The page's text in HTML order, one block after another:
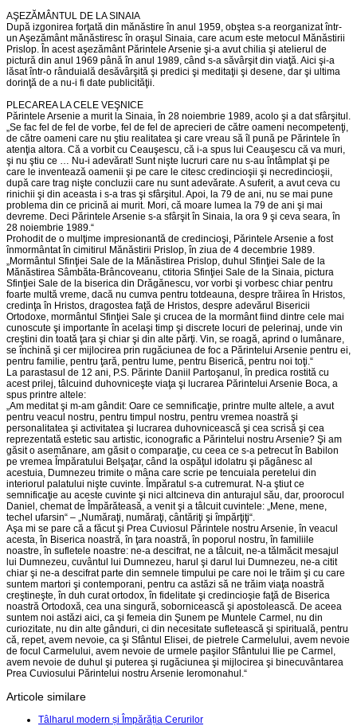
AŞEZĂMÂNTUL DE LA SINAIA
După izgonirea forţată din mănăstire în anul 1959, obştea s-a reorganizat într-
un Aşezământ mănăstiresc în oraşul Sinaia, care acum este metocul Mănăstirii
Prislop. În acest aşezământ Părintele Arsenie şi-a avut chilia şi atelierul de
pictură din anul 1969 până în anul 1989, când s-a săvârşit din viaţă. Aici şi-a
lăsat într-o rânduială desăvârşită şi predici şi meditaţii şi desene, dar şi ultima
dorinţă de a nu-i fi date publicităţii.
PLECAREA LA CELE VEŞNICE
Părintele Arsenie a murit la Sinaia, în 28 noiembrie 1989, acolo şi a dat sfârşitul.
„Se fac fel de fel de vorbe, fel de fel de aprecieri de către oameni necompetenţi,
de către oameni care nu ştiu realitatea şi care vreau să îl pună pe Părintele în
atenţia altora. Că a vorbit cu Ceauşescu, că i-a spus lui Ceauşescu că va muri,
şi nu ştiu ce … Nu-i adevărat! Sunt nişte lucruri care nu s-au întâmplat şi pe
care le inventează oamenii şi pe care le citesc credincioşii şi necredincioşii,
după care trag nişte concluzii care nu sunt adevărate. A suferit, a avut ceva cu
rinichii şi din aceasta i s-a tras şi sfârşitul. Apoi, la 79 de ani, nu se mai pune
problema din ce pricină ai murit. Mori, că moare lumea la 79 de ani şi mai
devreme. Deci Părintele Arsenie s-a sfârşit în Sinaia, la ora 9 şi ceva seara, în
28 noiembrie 1989.“
Prohodit de o mulţime impresionantă de credincioşi, Părintele Arsenie a fost
înmormântat în cimitirul Mănăstirii Prislop, în ziua de 4 decembrie 1989.
„Mormântul Sfinţiei Sale de la Mănăstirea Prislop, duhul Sfinţiei Sale de la
Mănăstirea Sâmbăta-Brâncoveanu, ctitoria Sfinţiei Sale de la Sinaia, pictura
Sfinţiei Sale de la biserica din Drăgănescu, vor vorbi şi vorbesc chiar pentru
foarte multă vreme, dacă nu cumva pentru totdeauna, despre trăirea în Hristos,
credinţa în Hristos, dragostea faţă de Hristos, despre adevărul Bisericii
Ortodoxe, mormântul Sfinţiei Sale şi crucea de la mormânt fiind dintre cele mai
cunoscute şi importante în acelaşi timp şi discrete locuri de pelerinaj, unde vin
creştini din toată ţara şi chiar şi din alte părţi. Vin, se roagă, aprind o lumânare,
se închină şi cer mijlocirea prin rugăciunea de foc a Părintelui Arsenie pentru ei,
pentru familie, pentru ţară, pentru lume, pentru Biserică, pentru noi toţi.“
La parastasul de 12 ani, P.S. Părinte Daniil Partoşanul, în predica rostită cu
acest prilej, tâlcuind duhovniceşte viaţa şi lucrarea Părintelui Arsenie Boca, a
spus printre altele:
„Am meditat şi m-am gândit: Oare ce semnificaţie, printre multe altele, a avut
pentru veacul nostru, pentru timpul nostru, pentru vremea noastră şi
personalitatea şi activitatea şi lucrarea duhovnicească şi cea scrisă şi cea
reprezentată estetic sau artistic, iconografic a Părintelui nostru Arsenie? Şi am
găsit o asemănare, am găsit o comparaţie, cu ceea ce s-a petrecut în Babilon
pe vremea Împăratului Belşaţar, când la ospăţul idolatru şi păgânesc al
acestuia, Dumnezeu trimite o mâna care scrie pe tencuiala peretelui din
interiorul palatului nişte cuvinte. Împăratul s-a cutremurat. N-a ştiut ce
semnificaţie au aceste cuvinte şi nici altcineva din anturajul său, dar, proorocul
Daniel, chemat de Împărăteasă, a venit şi a tâlcuit cuvintele: „Mene, mene,
techel ufarsin“ – „Număraţi, număraţi, cântăriţi şi împărţiţi“.
Aşa mi se pare că a făcut şi Prea Cuviosul Părintele nostru Arsenie, în veacul
acesta, în Biserica noastră, în ţara noastră, în poporul nostru, în familiile
noastre, în sufletele noastre: ne-a descifrat, ne a tâlcuit, ne-a tălmăcit mesajul
lui Dumnezeu, cuvântul lui Dumnezeu, harul şi darul lui Dumnezeu, ne-a citit
chiar şi ne-a descifrat parte din semnele timpului pe care noi le trăim şi cu care
suntem martori şi contemporani, pentru ca astăzi să ne trăim viaţa noastră
creştineşte, în duh curat ortodox, în fidelitate şi credincioşie faţă de Biserica
noastră Ortodoxă, cea una singură, sobornicească şi apostolească. De aceea
suntem noi astăzi aici, ca şi femeia din Şunem pe Muntele Carmel, nu din
curiozitate, nu din alte gânduri, ci din necesitate sufletească şi spirituală, pentru
că, repet, avem nevoie, ca şi Sfântul Elisei, de pietrele Carmelului, avem nevoie
de focul Carmelului, avem nevoie de urmele paşilor Sfântului Ilie pe Carmel,
avem nevoie de duhul şi puterea şi rugăciunea şi mijlocirea şi binecuvântarea
Prea Cuviosului Părintelui nostru Arsenie Ieromonahul.“
Articole similare
Tâlharul modern și Împărăția Cerurilor